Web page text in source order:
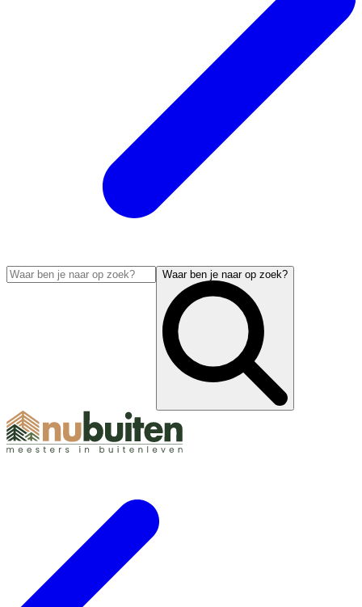
Waar ben je naar op zoek?